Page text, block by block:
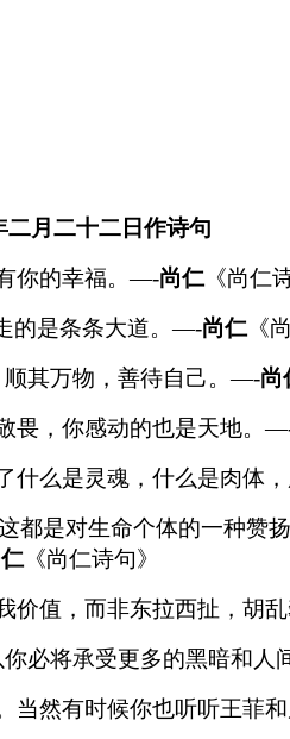
月二十二日作诗句
你的幸福。—-尚仁《尚仁
的是条条大道。—-尚仁 《
顺其万物，善待自己。—-尚
畏，你感动的也是天地。
什么是灵魂，什么是肉体
是对生命个体的一种赞
《尚仁诗句》
价值，而非东拉西扯，胡
必将承受更多的黑暗和
当然有时候你也听听王菲